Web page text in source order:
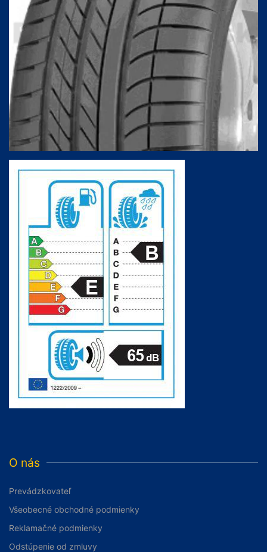
O nás
Prevádzkovateľ
Všeobecné obchodné podmienky
Reklamačné podmienky
Odstúpenie od zmluvy